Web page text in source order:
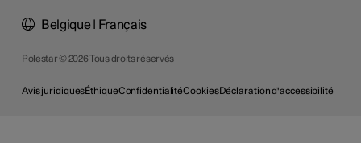
Polestar © 2026 Tous droits réservés
Avis juridiquesÉthiqueConfidentialitéCookiesDéclaration d'accessibilité
Belgique | Français